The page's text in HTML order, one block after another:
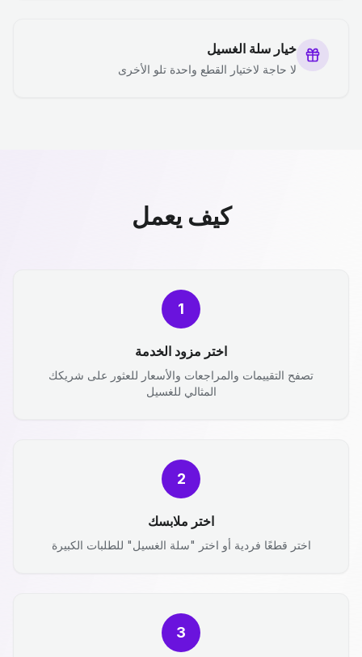
خيار سلة الغسيل
لا حاجة لاختيار القطع واحدة تلو الأخرى
كيف يعمل
1
اختر مزود الخدمة
تصفح التقييمات والمراجعات والأسعار للعثور على شريكك
المثالي للغسيل
2
اختر ملابسك
اختر قطعًا فردية أو اختر "سلة الغسيل" للطلبات الكبيرة
3